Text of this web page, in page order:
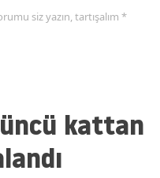
Kayseri
Kocaeli
Konya
siz yazın, tartışalım *
kattan